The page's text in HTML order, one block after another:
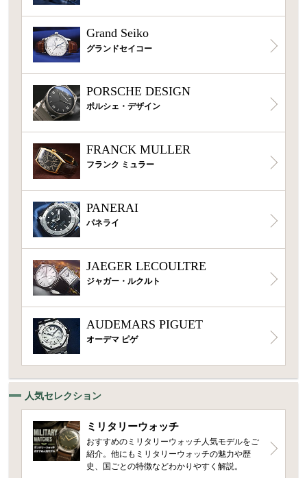
Grand Seiko
グランドセイコー
PORSCHE DESIGN
ポルシェ・デザイン
FRANCK MULLER
フランク ミュラー
PANERAI
パネライ
JAEGER LECOULTRE
ジャガー・ルクルト
AUDEMARS PIGUET
オーデマ ピゲ
人気セレクション
ミリタリーウォッチ
おすすめのミリタリーウォッチ人気モデルをご
紹介。他にもミリタリーウォッチの魅力や歴
史、国ごとの特徴などわかりやすく解説。